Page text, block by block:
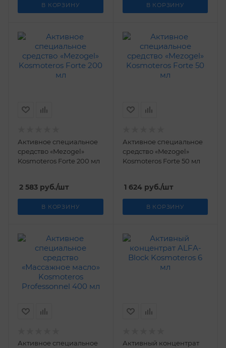
В КОРЗИНУ В КОРЗИНУ
Активное специальное
средство «Mezogel»
Kosmoteros Forte 200 мл
2 583 руб./шт
В КОРЗИНУ
Активное специальное
средство «Mezogel»
Kosmoteros Forte 50 мл
1 624руб./шт
В КОРЗИНУ
Активное специальное
Активный концентрат